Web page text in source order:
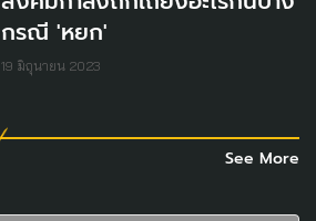
กรณี 'หยก'
19 มิถุนายน 2023
See More